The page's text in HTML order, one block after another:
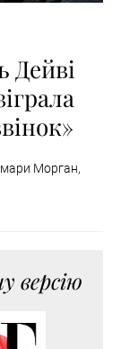
Дейві
Морган,
версію